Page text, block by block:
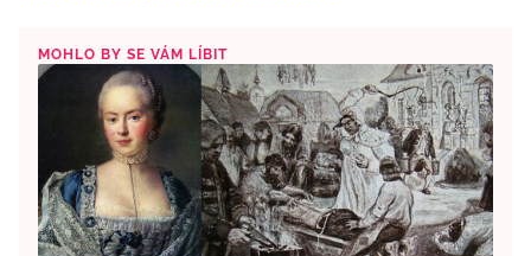
MOHLO BY SE VÁM LÍBIT